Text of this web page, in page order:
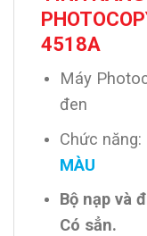
4518A
Máy
đen
Chức năng:
MÀU
Bộ nạp và
Có sẳn.